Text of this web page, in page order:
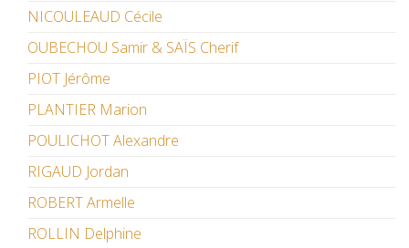
NICOULEAUD Cécile
OUBECHOU Samir & SAÏS Cherif
PIOT Jérôme
PLANTIER Marion
POULICHOT Alexandre
RIGAUD Jordan
ROBERT Armelle
ROLLIN Delphine